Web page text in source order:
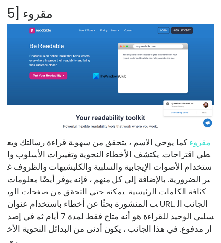
5] مقروء
مقروء كما يوحي الاسم ، يتحقق من سهولة قراءة رسالتك ويع
طي اقتراحات. يكتشف الأخطاء النحوية وتغييرات الأسلوب وا
ستخدام الأصوات الإيجابية والسلبية والكليشيهات والظروف غ
ير الضرورية. بالإضافة إلى كل منهم ، فإنه يوفر أيضًا معلومات
كثافة الكلمات الرئيسية. يمكنه حتى التحقق من صفحات الوي
ب المنشورة بحثًا عن أخطاء باستخدام عنوان URL. الجانب ال
سلبي الوحيد للقراءة هو أنه متاح فقط لمدة 7 أيام ثم في إصد
ار مدفوع. في هذا الجانب ، يكون أدنى من البدائل النحوية الأخ